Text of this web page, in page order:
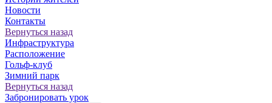
Новости
Контакты
Вернуться назад
Инфраструктура
Расположение
Гольф-клуб
Зимний парк
Вернуться назад
Забронировать урок